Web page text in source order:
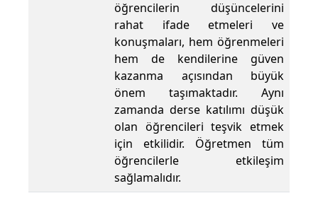
öğrencilerin düşüncelerini
rahat ifade etmeleri ve
konuşmaları, hem öğrenmeleri
hem de kendilerine güven
kazanma açısından büyük
önem taşımaktadır. Aynı
zamanda derse katılımı düşük
olan öğrencileri teşvik etmek
için etkilidir. Öğretmen tüm
öğrencilerle etkileşim
sağlamalıdır.